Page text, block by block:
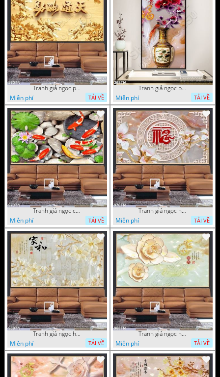
Tranh giả ngọc phù điêu ấn tượng
Miễn phí
TẢI VỀ
Tranh giả ngọc phù điêu rồng đẹp
Miễn phí
TẢI VỀ
Tranh giả ngọc cá Koi
Miễn phí
TẢI VỀ
Tranh giả ngọc hoa cổ điển
Miễn phí
TẢI VỀ
Tranh giả ngọc hoa nền gạch
Miễn phí
TẢI VỀ
Tranh giả ngọc hoa mai thư pháp
Miễn phí
TẢI VỀ